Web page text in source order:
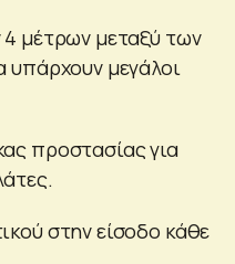
4 μέτρων μεταξύ των
υπάρχουν μεγάλοι
προστασίας για
στην είσοδο κάθε